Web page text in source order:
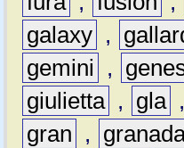
galaxy ,
gemini
,
giulietta , gla ,
gran
,